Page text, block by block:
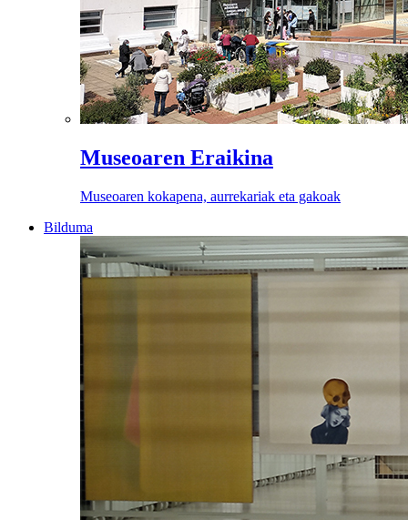
Museoaren Eraikina
Museoaren kokapena, aurrekariak eta gakoak
Bilduma